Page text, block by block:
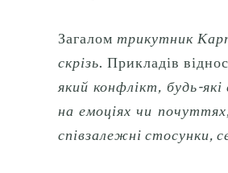
Загаломтрикутник
скрізь. Прикладів
який конфлікт, будь-
на емоціях чи
співзалежні стосунки,